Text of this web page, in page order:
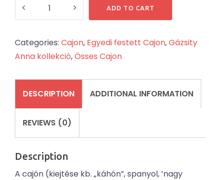
ADD TO CART
Categories: Cajon, Egyedi festett Cajon,Gázsity
Anna kollekció,Össes Cajon
DESCRIPTION ADDITIONAL INFORMATION
REVIEWS (0)
Description
A cajón (kiejtése kb. „káhón”, spanyol, ’nagy